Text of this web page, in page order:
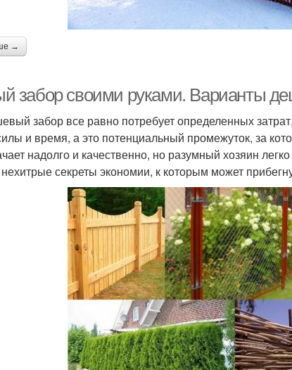
→
забор своими руками. Варианты
забор все равно потребует определенных
и время, а это потенциальный промежуток, за
надолго и качественно, но разумный хозяин
нехитрые секреты экономии, к которым может